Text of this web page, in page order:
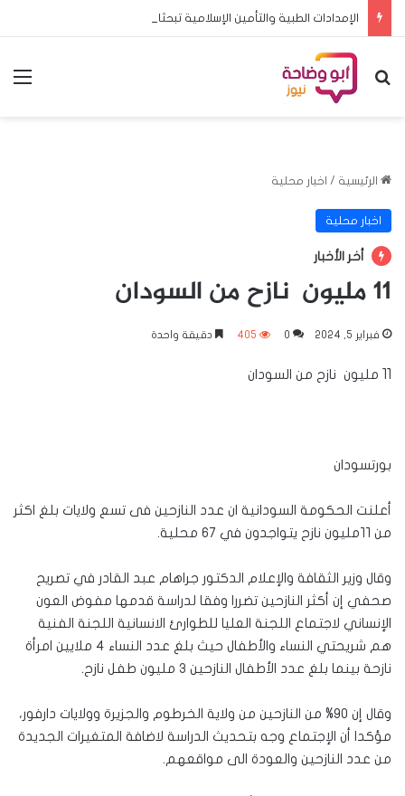
بحث عن
الرئيسية / اخبار محلية
اخبار محلية
أخر الأخبار
11 مليون نازح من السودان
فبراير 5, 2024 0
405 دقيقة واحدة
11 مليون نازح من السودان
بورتسودان
أعلنت الحكومة السودانية ان عدد النازحين فى تسع ولايات بلغ اكثر
من ١١مليون نازح يتواجدون في ٦٧ محلية.
وقال وزير الثقافة والإعلام الدكتور جراهام عبد القادر في تصريح
صحفي إن أكثر النازحين تضررا وفقا لدراسة قدمها مفوض العون
الإنساني لاجتماع اللجنة العليا للطوارئ الانسانية اللجنة الفنية
هم شريحتي النساء والأطفال حيث بلغ عدد النساء ٤ ملايين امرأة
نازحة بينما بلغ عدد الأطفال النازحين ٣ مليون طفل نازح.
وقال إن ٩٠% من النازحين من ولاية الخرطوم والجزيرة وولايات دارفور،
مؤكدا أن الإجتماع وجه بتحديث الدراسة لاضافة المتغيرات الجديدة
من عدد النازحين والعودة الى مواقعهم.